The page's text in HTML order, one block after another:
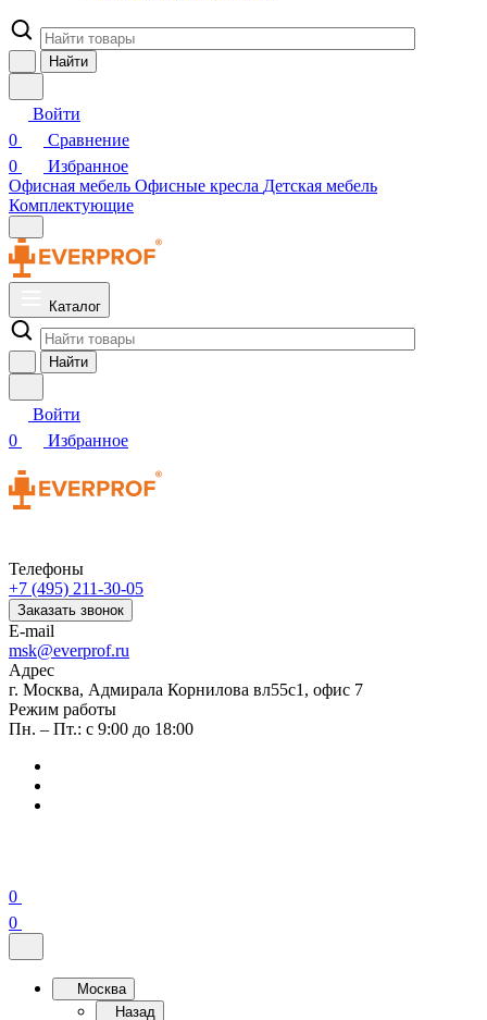
Найти
Войти
0
Сравнение
0
Избранное
Офисная мебель Офисные кресла Детская мебель
Комплектующие
Каталог
Найти
Войти
0
Избранное
Телефоны
+7 (495) 211-30-05
Заказать звонок
E-mail
msk@everprof.ru
Адрес
г. Москва, Адмирала Корнилова вл55с1, офис 7
Режим работы
Пн. – Пт.: с 9:00 до 18:00
0
0
Москва
Назад